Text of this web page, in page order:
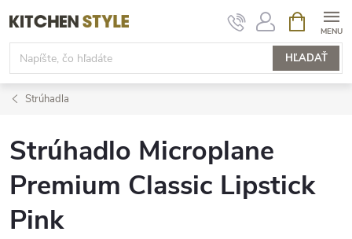
na
obsah
HĽADAŤ
KOŠÍK
Strúhadla
Strúhadlo Microplane
Premium Classic Lipstick
Pink